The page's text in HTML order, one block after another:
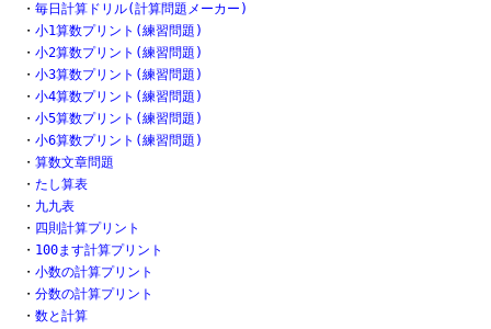
・ 毎日計算ドリル(計算問題メーカー)
・ 小1算数プリント(練習問題)
・ 小2算数プリント(練習問題)
・ 小3算数プリント(練習問題)
・ 小4算数プリント(練習問題)
・ 小5算数プリント(練習問題)
・ 小6算数プリント(練習問題)
・ 算数文章問題
・ たし算表
・ 九九表
・ 四則計算プリント
・ 100ます計算プリント
・ 小数の計算プリント
・ 分数の計算プリント
・ 数と計算